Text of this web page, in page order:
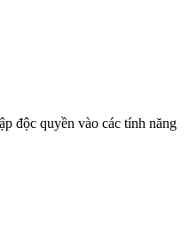
độc quyền vào các tính năng